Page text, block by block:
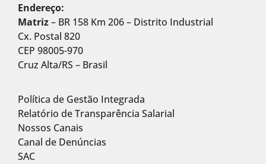
Endereço:
Matriz– BR 158 Km 206 – Distrito Industrial
Cx. Postal 820
CEP 98005-970
Cruz Alta/RS – Brasil
Política de Gestão Integrada
Relatório de Transparência Salarial
Nossos Canais
Canal de Denúncias
SAC